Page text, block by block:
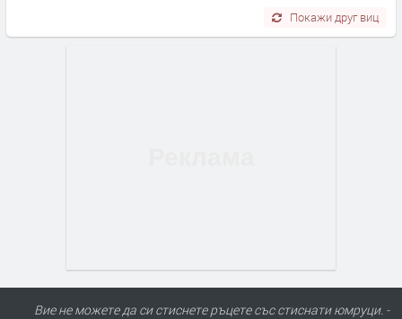
Покажи друг виц
Вие не можете да си стиснете ръцете със стиснати юмруци. -